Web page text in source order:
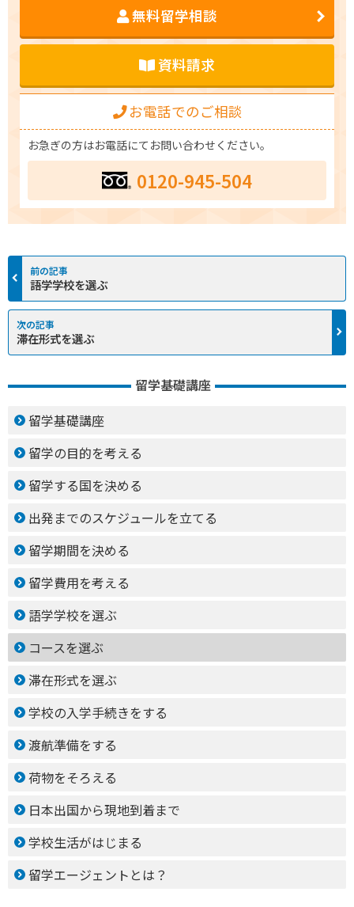
無料留学相談
資料請求
お電話でのご相談
お急ぎの方はお電話にてお問い合わせください。
0120-945-504
語学学校を選ぶ
滞在形式を選ぶ
留学基礎講座
留学基礎講座
留学の目的を考える
留学する国を決める
出発までのスケジュールを立てる
留学期間を決める
留学費用を考える
語学学校を選ぶ
コースを選ぶ
滞在形式を選ぶ
学校の入学手続きをする
渡航準備をする
荷物をそろえる
日本出国から現地到着まで
学校生活がはじまる
留学エージェントとは？